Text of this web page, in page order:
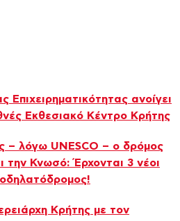
Επιχειρηματικότητας ανοίγει
Εκθεσιακό Κέντρο Κρήτης
– λόγω UNESCO – ο δρόμος
την Κνωσό: Έρχονται 3 νέοι
Κρήτης με τον